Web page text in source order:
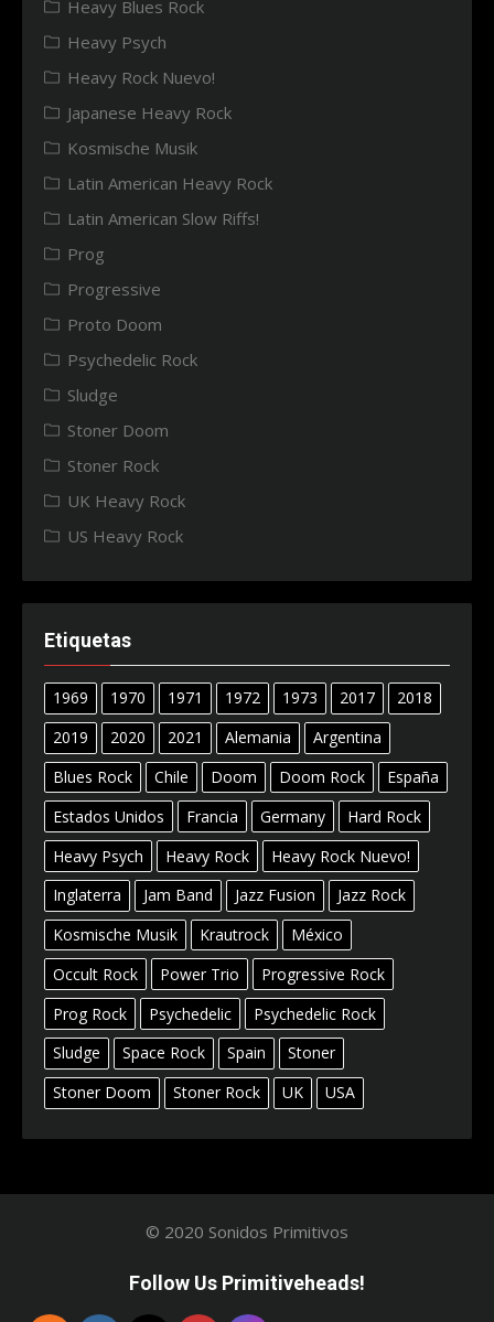
Heavy Blues Rock
Heavy Psych
Heavy Rock Nuevo!
Japanese Heavy Rock
Kosmische Musik
Latin American Heavy Rock
Latin American Slow Riffs!
Prog
Progressive
Proto Doom
Psychedelic Rock
Sludge
Stoner Doom
Stoner Rock
UK Heavy Rock
US Heavy Rock
Etiquetas
1969 1970 1971 1972 1973 2017
2018
2019
2020 2021 Alemania
Argentina
Blues Rock
Chile Doom Doom Rock
España
Estados Unidos
Francia Germany
Hard Rock
Heavy Psych
Heavy Rock
Heavy Rock Nuevo!
Inglaterra
Jam Band Jazz Fusion
Jazz Rock
Kosmische Musik
Krautrock
México
Occult Rock
Power Trio
Progressive Rock
Prog Rock
Psychedelic
Psychedelic Rock
Sludge
Space Rock Spain
Stoner
Stoner Doom
Stoner Rock UK USA
© 2020 Sonidos Primitivos
Follow Us Primitiveheads!